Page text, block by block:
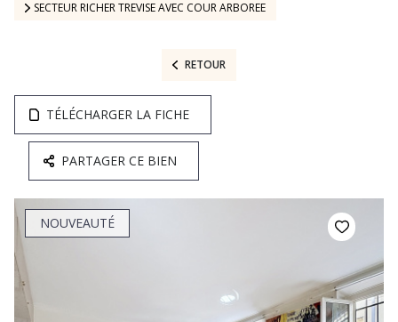
SECTEUR RICHER TREVISE AVEC COUR ARBOREE
RETOUR
TÉLÉCHARGER LA FICHE
PARTAGER CE BIEN
NOUVEAUTÉ